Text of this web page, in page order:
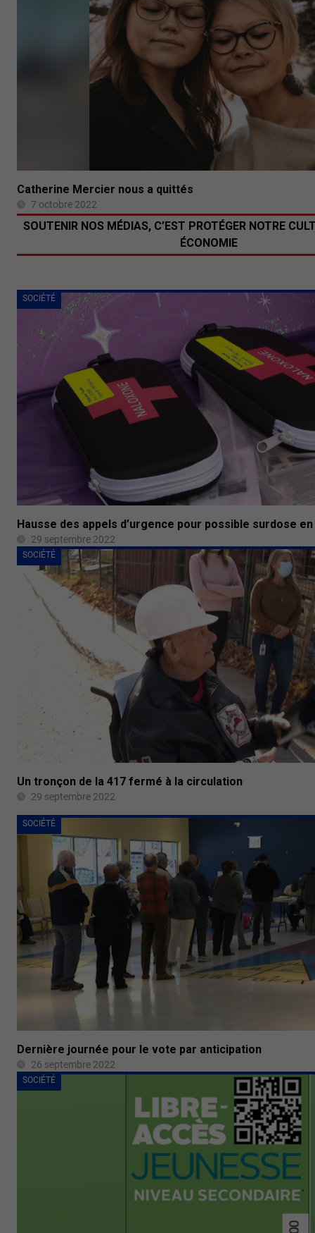
Catherine Mercier nous a quittés
7 octobre 2022
SOCIÉTÉ
Hausse des appels d’urgence pour possible surdose
29 septembre 2022
SOCIÉTÉ
Un tronçon de la 417 fermé à la circulation
29 septembre 2022
SOCIÉTÉ
Dernière journée pour le vote par anticipation
26 septembre 2022
SOCIÉTÉ
SOUTENIR NOS MÉDIAS, C’EST PROTÉGER NOTRE
ÉCONOMIE